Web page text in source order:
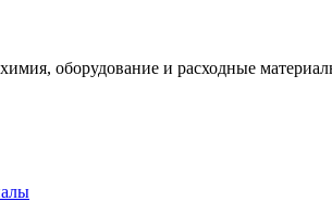
оборудование и расходные